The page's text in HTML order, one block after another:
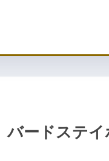
バードステ